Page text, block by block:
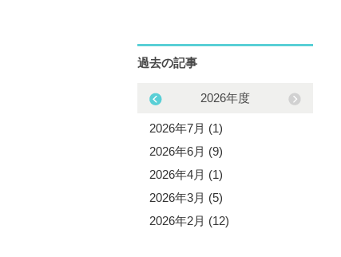
過去の記事
2026年度
2026年7月 (1)
2026年6月 (9)
2026年4月 (1)
2026年3月 (5)
2026年2月 (12)